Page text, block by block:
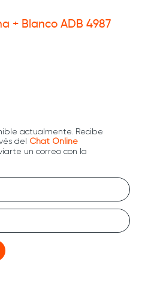
+ Blanco ADB 4987